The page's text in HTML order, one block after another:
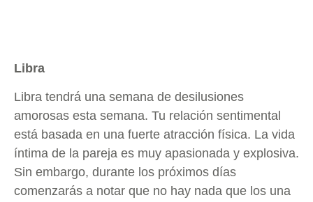
Libra
Libra tendrá una semana de desilusiones
amorosas esta semana. Tu relación sentimental
está basada en una fuerte atracción física. La vida
íntima de la pareja es muy apasionada y explosiva.
Sin embargo, durante los próximos días
comenzarás a notar que no hay nada que los una